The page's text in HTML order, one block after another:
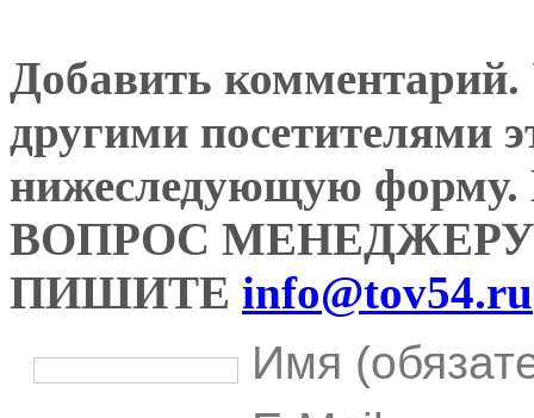
Добавить комментарий.
другими посетителями
нижеследующую
ВОПРОС
ПИШИТЕ info@tov54.ru
Имя